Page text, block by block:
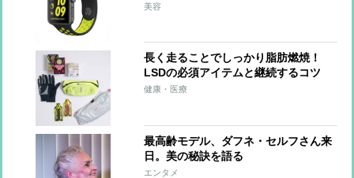
美容
長く走ることでしっかり脂肪燃焼！
LSDの必須アイテムと継続するコツ
健康・医療
最高齢モデル、ダフネ・セルフさん来
日。美の秘訣を語る
エンタメ